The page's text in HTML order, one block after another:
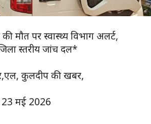
मौत पर स्वास्थ्य विभाग अलर्ट,
स्तरीय जांच दल*
कुलदीप की खबर,
23 मई 2026